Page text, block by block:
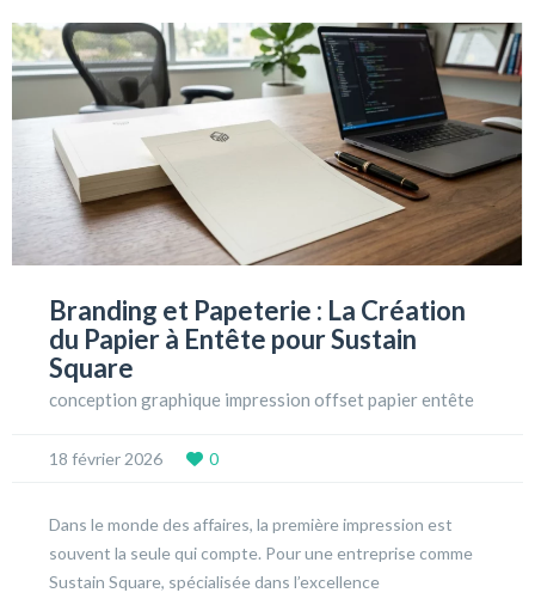
Branding et Papeterie : La Création
du Papier à Entête pour Sustain
Square
conception graphique impression offset papier entête
18 février 2026 0
Dans le monde des affaires, la première impression est
souvent la seule qui compte. Pour une entreprise comme
Sustain Square, spécialisée dans l’excellence